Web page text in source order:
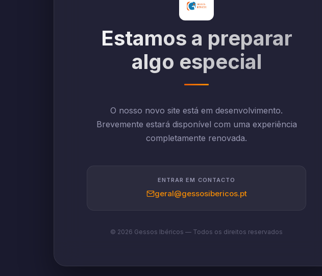
Estamos a preparar
algo especial
O nosso novo site está em desenvolvimento.
Brevemente estará disponível com uma experiência
completamente renovada.
ENTRAR EM CONTACTO
geral@gessosibericos.pt
© 2026 Gessos Ibéricos — Todos os direitos reservados